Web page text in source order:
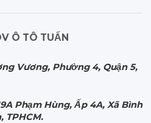
Ô TÔ TUẤN
Vương, Phường 4, Quận 5,
Phạm Hùng, Ấp 4A, Xã Bình
TPHCM.